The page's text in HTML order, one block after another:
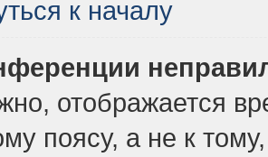
к началу
отображается
поясу, а не к